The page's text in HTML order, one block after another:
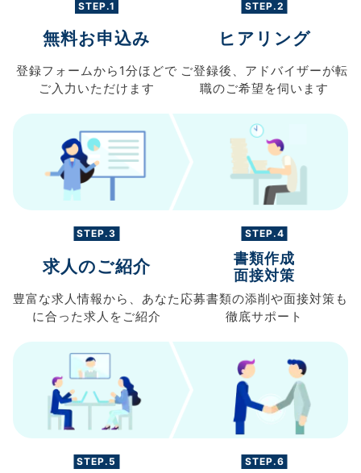
STEP.1
無料お申込み
登録フォームから 1分ほどで
ご入力 いただけます
STEP.2
ヒアリング
ご登録後、 アドバイザーが転
職のご希望を伺います
STEP.3
求人のご紹介
豊富な求人情報から、 あなた
に合った求人を ご紹介
STEP.4
書類作成
面接対策
応募書類の添削や面接対策も
徹底サポート
STEP.5 STEP.6